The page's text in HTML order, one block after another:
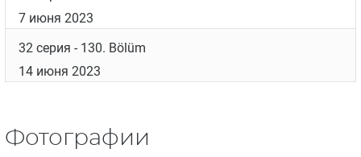
3 мая 2023
27 серия
- 125. Bölüm
10 мая 2023
29 серия - 127. Bölüm